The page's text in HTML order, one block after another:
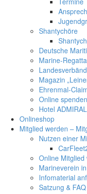
Shantychöre
Deutsche
Marine-
Magazin
Ehrenmal-
Online spenden
Hotel
Onlineshop
Mitglied werden –
Nutzen einer
Online Mitglied
Marineverein
Infomaterial
Satzung &